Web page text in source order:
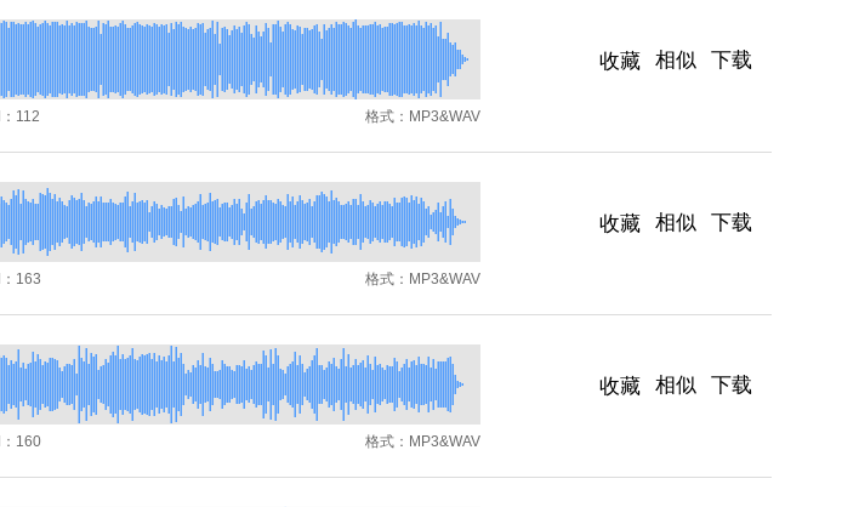
112 格式： MP3&WAV
收藏 相似 下载
163 格式： MP3&WAV
收藏 相似 下载
160 格式： MP3&WAV
收藏 相似 下载